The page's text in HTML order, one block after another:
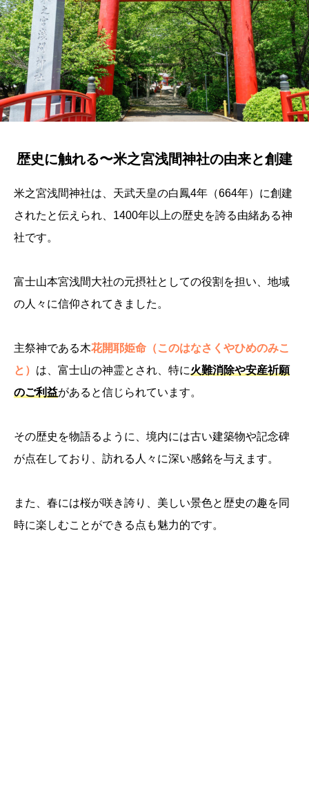
歴史に触れる〜米之宮浅間神社の由来と創建
米之宮浅間神社は、天武天皇の白鳳4年（664年）に創建
されたと伝えられ、1400年以上の歴史を誇る由緒ある神
社です。
富士山本宮浅間大社の元摂社としての役割を担い、地域
の人々に信仰されてきました。
主祭神である木花開耶姫命（このはなさくやひめのみこ
と） は、富士山の神霊とされ、特に火難消除や安産祈願
のご利益があると信じられています。
その歴史を物語るように、境内には古い建築物や記念碑
が点在しており、訪れる人々に深い感銘を与えます。
また、春には桜が咲き誇り、美しい景色と歴史の趣を同
時に楽しむことができる点も魅力的です。